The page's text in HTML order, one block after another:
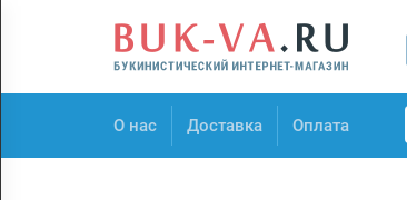
О нас Доставка Оплата
О нас